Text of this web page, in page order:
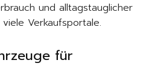
und alltagstauglicher
Verkaufsportale.
für